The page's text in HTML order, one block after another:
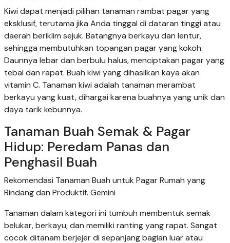
Kiwi dapat menjadi pilihan tanaman rambat pagar yang
eksklusif, terutama jika Anda tinggal di dataran tinggi atau
daerah beriklim sejuk. Batangnya berkayu dan lentur,
sehingga membutuhkan topangan pagar yang kokoh.
Daunnya lebar dan berbulu halus, menciptakan pagar yang
tebal dan rapat. Buah kiwi yang dihasilkan kaya akan
vitamin C. Tanaman kiwi adalah tanaman merambat
berkayu yang kuat, dihargai karena buahnya yang unik dan
daya tarik kebunnya.
Tanaman Buah Semak & Pagar
Hidup: Peredam Panas dan
Penghasil Buah
Rekomendasi Tanaman Buah untuk Pagar Rumah yang
Rindang dan Produktif. Gemini
Tanaman dalam kategori ini tumbuh membentuk semak
belukar, berkayu, dan memiliki ranting yang rapat. Sangat
cocok ditanam berjejer di sepanjang bagian luar atau